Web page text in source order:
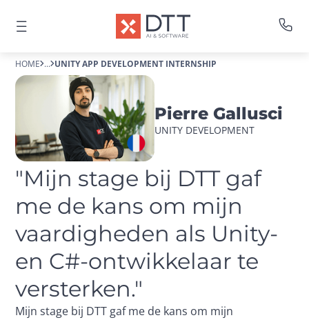
HOME ... UNITY APP DEVELOPMENT INTERNSHIP
Pierre Gallusci
UNITY DEVELOPMENT
"Mijn stage bij DTT gaf
me de kans om mijn
vaardigheden als Unity-
en C#-ontwikkelaar te
versterken."
Mijn stage bij DTT gaf me de kans om mijn